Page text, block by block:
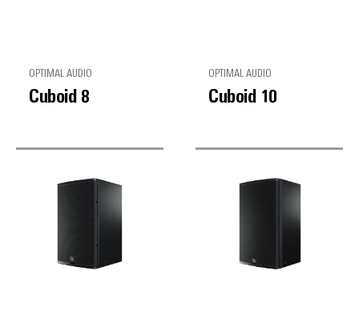
OPTIMAL AUDIO
Cuboid 8
OPTIMAL AUDIO
Cuboid 10